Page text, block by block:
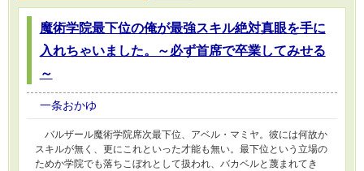
魔術学院最下位の俺が最強スキル絶対真眼を手に
入れちゃいました。～必ず首席で卒業してみせる
～
一条おかゆ
バルザール魔術学院席次最下位、アベル・マミヤ。彼には何故か
スキルが無く、更にこれといった才能も無い。最下位という立場の
ためか学院でも落ちこぼれとして扱われ、バカベルと蔑まれてき